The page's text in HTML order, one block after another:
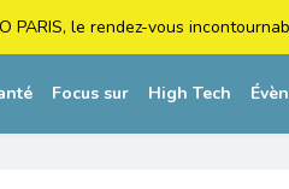
PARIS, le rendez-vous
Focus sur High Tech